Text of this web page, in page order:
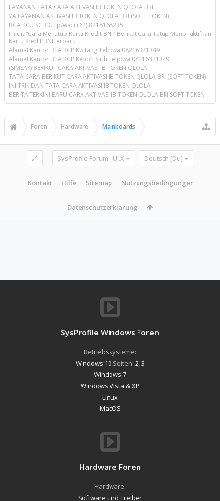
LAYANAN TATA CARA AKTIVASI IB TOKEN QLOLA BRI
YA LAYANAN AKTIVASI IB TOKEN QLOLA BRI (SOFT TOKEN)
BCA KCU SCBD.Tlp/wa: (+62) 8218168235
Ini dia"Cara Menutup Kartu Kredit BNI? Berikut Cara Tutup Menonaktifkan
Kartu Kredit BNI terbaru
Alamat Kantor BCA KCP Kwitang Telp:wa 08216321349
Alamat Kantor BCA KCP Kebon Sirih Telp:wa 08216321349
(SIMSAK) BERIKUT CARA AKTIVASI IB TOKEN QLOLA
TATA CARA BERIKUT CARA AKTIVASI IB TOKEN QLOLA BRI (SOFT TOKEN)
INI TRIK DAN TATA CARA AKTIVASI IB TOKEN QLOLA
BERITA TERKINI BARU CARA AKTIVASI IB TOKEN QLOLA BRI SOFT TOKEN
Foren Hardware Mainboards
SysProfile Forum - UI.X Deutsch [Du]
Kontakt Hilfe Sitemap Nutzungsbedingungen
Datenschutzerklärung
SysProfile Windows Foren
Betriebssysteme:
Windows 10Seiten: 2 3
Windows 7
Windows Vista & XP
Linux
MacOS
Hardware Foren
Hardware:
Software und Treiber